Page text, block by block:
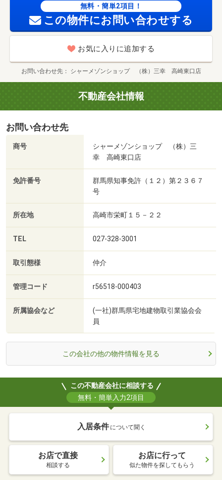
無料・簡単2項目！
この物件にお問い合わせする
お気に入りに追加する
お問い合わせ先 シャーメゾンショップ （株）三幸 高崎東口店
不動産会社情報
お問い合わせ先
商号
シャーメゾンショップ （株）三
幸 高崎東口店
免許番号
群馬県知事免許（１２）第２３６７
号
所在地 高崎市栄町１５－２２
TEL 027-328-3001
取引態様 仲介
管理コード r56518-000403
所属協会など
(一社)群馬県宅地建物取引業協会会
員
この会社の他の物件情報を見る
この不動産会社に相談する
無料・簡単入力2項目
入居条件 について聞く
お店で直接
相談する
お店に行って
似た物件を探してもらう